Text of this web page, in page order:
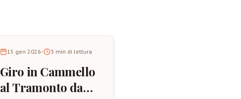
15 gen 2026• 3 min di lettura
Giro in Cammello
al Tramonto da